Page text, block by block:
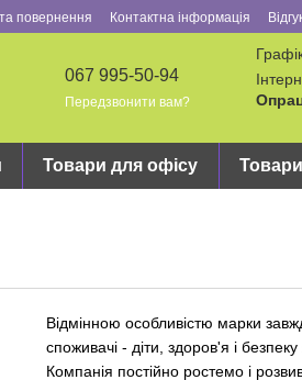
повернення Контактна інформація
067 995-50-94
Передзвонити вам?
Товари для офісу
Відмінною особливістю марки
споживачі - діти, здоров'я і безпеку
Компанія постійно ростемо і